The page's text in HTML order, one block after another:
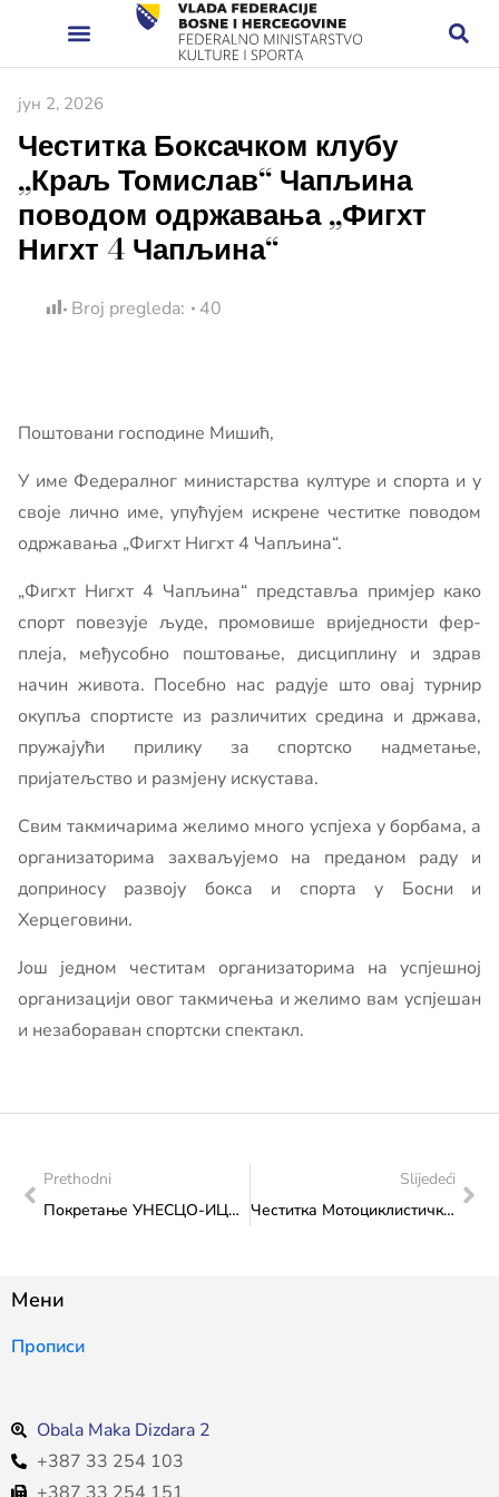
јун 2, 2026
Честитка Боксачком клубу
„Краљ Томислав“ Чапљина
поводом одржавања „Фигхт
Нигхт 4 Чапљина“
Broj pregleda: 40
Поштовани господине Мишић,
У име Федералног министарства културе и спорта и у
своје лично име, упућујем искрене честитке поводом
одржавања „Фигхт Нигхт 4 Чапљина“.
„Фигхт Нигхт 4 Чапљина“ представља примјер како
спорт повезује људе, промовише вриједности фер-
плеја, међусобно поштовање, дисциплину и здрав
начин живота. Посебно нас радује што овај турнир
окупља спортисте из различитих средина и држава,
пружајући прилику за спортско надметање,
пријатељство и размјену искустава.
Свим такмичарима желимо много успјеха у борбама, а
организаторима захваљујемо на преданом раду и
доприносу развоју бокса и спорта у Босни и
Херцеговини.
Још једном честитам организаторима на успјешној
организацији овог такмичења и желимо вам успјешан
и незабораван спортски спектакл.
Prethodni
Покретање УНЕСЦО-ИЦОМ глобалне анкете о коришћењу вјештачке интелигенције (АИ) у музејима
Slijedeći
Честитка Мотоциклистичком савезу Босне и Херцеговине поводом одржавања Међународне мотоцросс утрке „Кремиџ ’26”
Мени
Прописи
Obala Maka Dizdara 2
+387 33 254 103